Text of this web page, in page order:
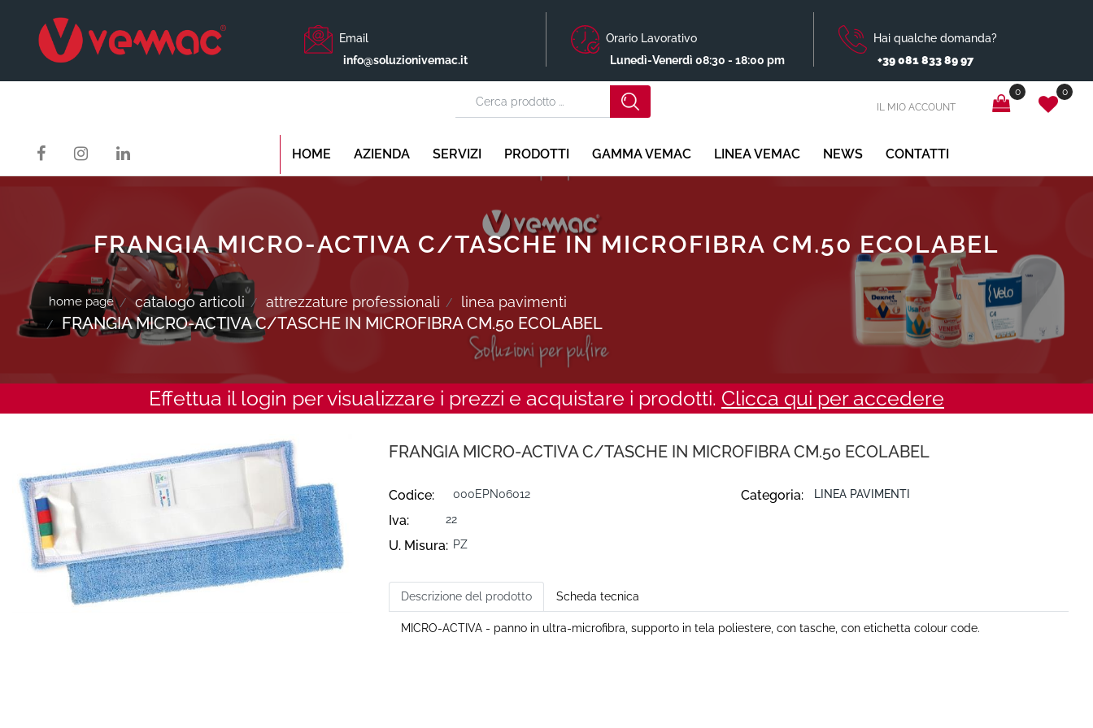
Email
info@soluzionivemac.it
Orario Lavorativo
Lunedì-Venerdì 08:30 - 18:00 pm
Hai qualche domanda?
+39 081 833 89 97
IL MIO ACCOUNT
0 0
HOME AZIENDA SERVIZI PRODOTTI GAMMA VEMAC LINEA VEMAC NEWS CONTATTI
FRANGIA MICRO-ACTIVA C/TASCHE IN MICROFIBRA CM.50 ECOLABEL
home page catalogo articoli attrezzature professionali linea pavimenti
FRANGIA MICRO-ACTIVA C/TASCHE IN MICROFIBRA CM.50 ECOLABEL
Effettua il login per visualizzare i prezzi e acquistare i prodotti. Clicca qui per accedere
FRANGIA MICRO-ACTIVA C/TASCHE IN MICROFIBRA CM.50 ECOLABEL
Codice: 000EPN06012
Iva: 22
U. Misura: PZ
Categoria: LINEA PAVIMENTI
Descrizione del prodotto Scheda tecnica
MICRO-ACTIVA - panno in ultra-microfibra, supporto in tela poliestere, con tasche, con etichetta colour code.